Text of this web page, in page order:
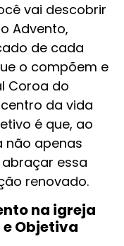
vai descobrir
Advento,
de cada
o compõem e
Coroa do
da vida
é que, ao
não apenas
essa
renovado.
na igreja
Objetiva